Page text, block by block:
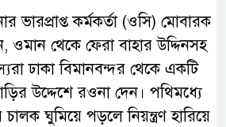
ভারপ্রাপ্ত কর্মকর্তা (ওসি) মোবারক
ওমান থেকে ফেরা বাহার উদ্দিনসহ
ঢাকা বিমানবন্দর থেকে একটি
উদ্দেশে রওনা দেন। পথিমধ্যে
ঘুমিয়ে পড়লে নিয়ন্ত্রণ হারিয়ে